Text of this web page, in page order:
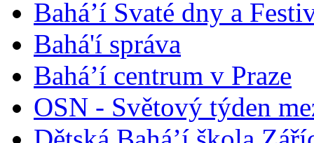
Bahá’í Svaté dny a
Bahá'í správa
Bahá’í centrum v Praze
OSN - Světový týden